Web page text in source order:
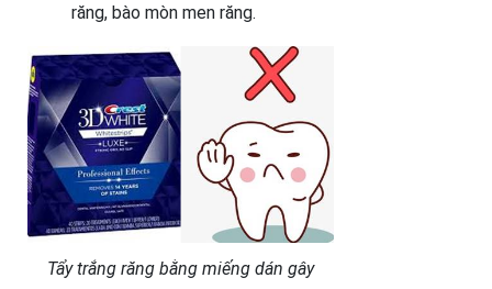
răng, bào mòn men răng.
Tẩy trắng răng bằng miếng dán gây